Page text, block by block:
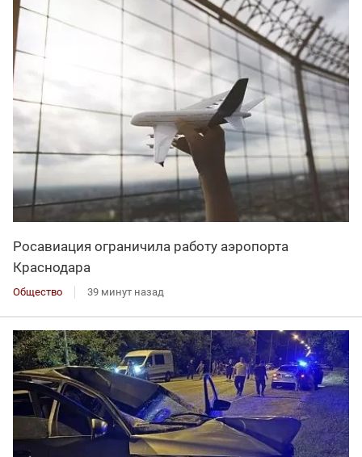
Росавиация ограничила работу аэропорта
Краснодара
Общество 39 минут назад